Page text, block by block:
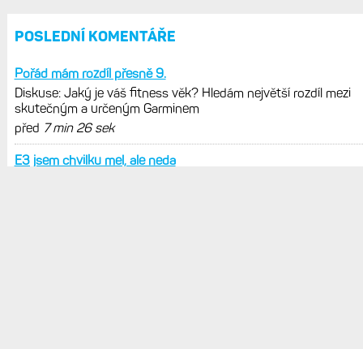
Zaměření zátěže: Hodnotí, zda je váš
trénink produktivní a jestli se nachází
v optimálních oblastech